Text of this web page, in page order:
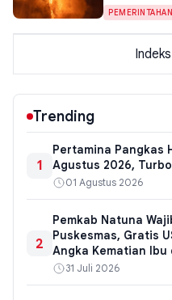
PEMERINTAHAN
Trending
1
Pertamina Pangkas
Agustus 2026,
01 Agustus 2026
2
Pemkab Natuna
Puskesmas, Gratis
Angka Kematian Ibu
31 Juli 2026